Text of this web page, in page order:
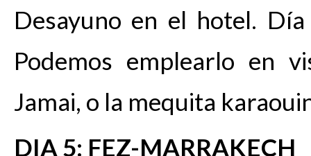
Desayuno en el hotel.
Podemos emplearlo en
Jamai, o la mequita
DIA 5: FEZ-MARRAKECH